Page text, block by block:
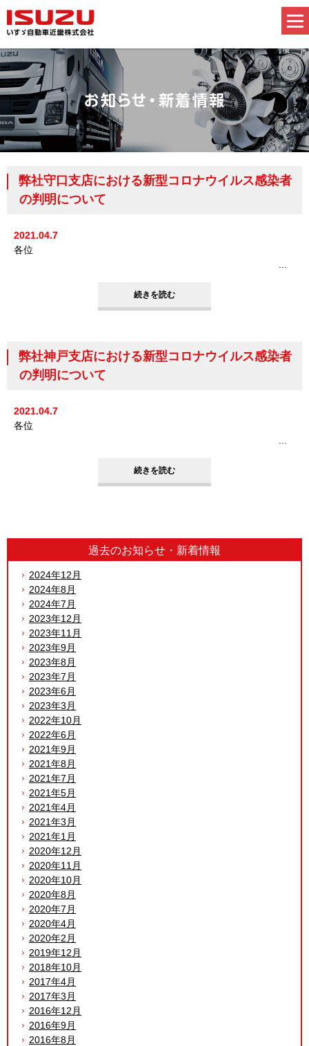
弊社守口支店における新型コロナウイルス感染者
の判明について
2021.04.7
各位
続きを読む
弊社神戸支店における新型コロナウイルス感染者
の判明について
2021.04.7
各位
続きを読む
過去のお知らせ・ 新着情報
2024年12月
2024年8月
2024年7月
2023年12月
2023年11月
2023年9月
2023年8月
2023年7月
2023年6月
2023年3月
2022年10月
2022年6月
2021年9月
2021年8月
2021年7月
2021年5月
2021年4月
2021年3月
2021年1月
2020年12月
2020年11月
2020年10月
2020年8月
2020年7月
2020年4月
2020年2月
2019年12月
2018年10月
2017年4月
2017年3月
2016年12月
2016年9月
2016年8月